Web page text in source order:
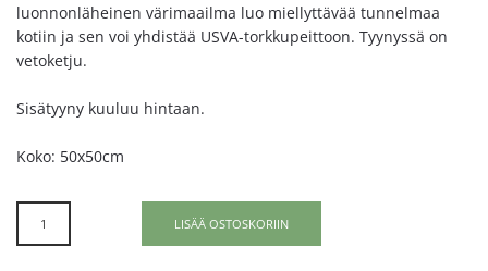
luonnonläheinen värimaailma luo miellyttävää tunnelmaa
kotiin ja sen voi yhdistää USVA-torkkupeittoon. Tyynyssä on
vetoketju.
Sisätyyny kuuluu hintaan.
Koko: 50x50cm
LISÄÄ OSTOSKORIIN